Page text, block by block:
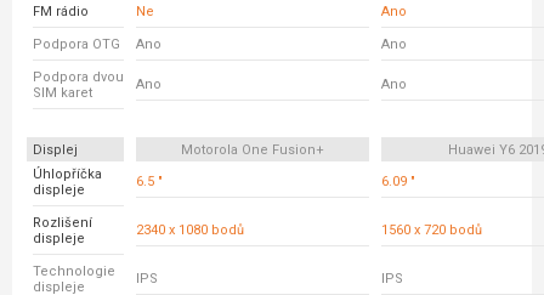
FM rádio Ne Ano
Podpora OTG Ano Ano
Podpora dvou
SIM karet
Ano Ano
Displej Motorola One Fusion+
Huawei Y6
Úhlopříčka
displeje
6.5 " 6.09 "
Rozlišení
displeje
2340 x 1080 bodů 1560 x 720 bodů
Technologie
displeje
IPS IPS